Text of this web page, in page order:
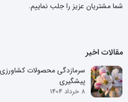
شما مشتریان عزیز را جلب نماییم.
مقالات اخیر
سرمازدگی محصولات
پیشگیری
8 خرداد 1404